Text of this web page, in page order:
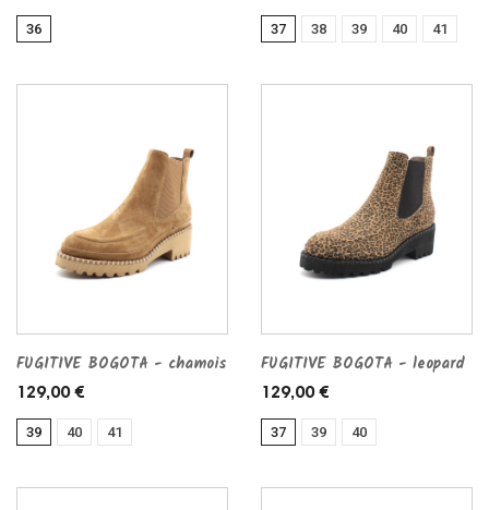
36 37 38 39 40 41
FUGITIVE BOGOTA - chamois
129,00 €
39 40 41
FUGITIVE BOGOTA - leopard
129,00 €
37 39 40